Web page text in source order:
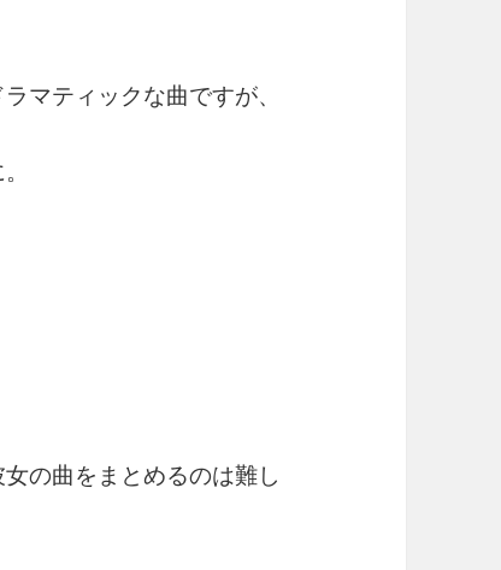
マティックな曲ですが、
の曲をまとめるのは難し